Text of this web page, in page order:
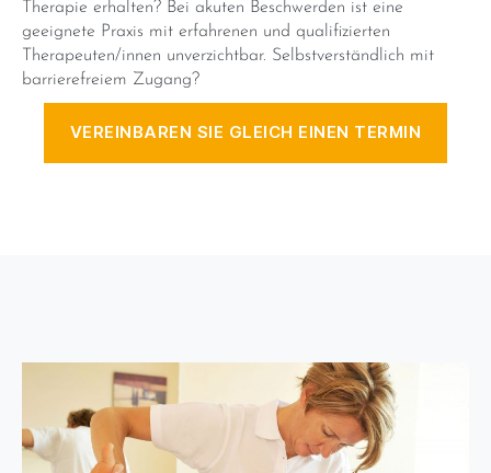
Therapie erhalten? Bei akuten Beschwerden ist eine
geeignete Praxis mit erfahrenen und qualifizierten
Therapeuten/innen unverzichtbar. Selbstverständlich mit
barrierefreiem Zugang?
VEREINBAREN SIE GLEICH EINEN TERMIN